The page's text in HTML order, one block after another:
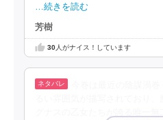
…続きを読む
芳樹
30人がナイス！しています